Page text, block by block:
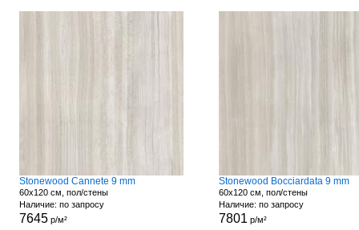
Stonewood Cannete 9 mm
60x120 см, пол/стены
Наличие: по запросу
7645р/м²
Stonewood Bocciardata 9 mm
60x120 см, пол/стены
Наличие: по запросу
7801 р/м²